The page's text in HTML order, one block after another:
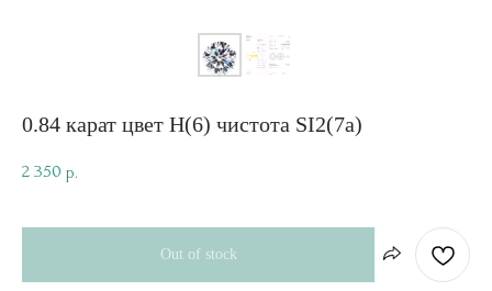
0.84 карат цвет H(6) чистота SI2(7а)
2 350 р.
Out of stock